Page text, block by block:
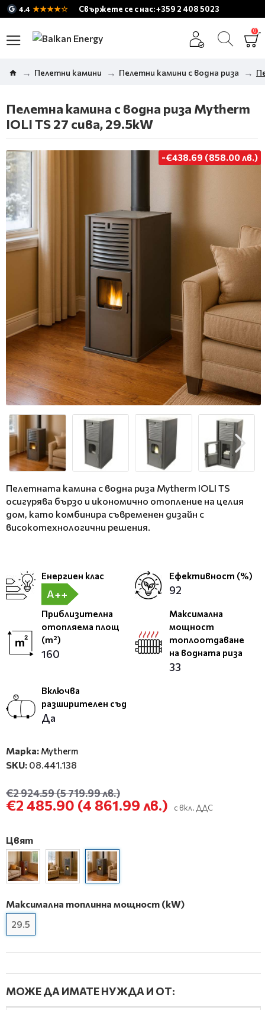
4.4 ★★★★☆ Свържете се с нас: +359 2 408 5023
0
Пелетни камини Пелетни камини с водна риза
Пелетна камина с водна риза Mytherm
IOLI TS 27 сива, 29.5kW
-€438.69 (858.00 лв.)
Пелетната камина с водна риза Mytherm IOLI TS
осигурява бързо и икономично отопление на целия
дом, като комбинира съвременен дизайн с
високотехнологични решения.
Енергиен клас
A++
Ефективност (%)
92
Приблизителна
отопляема площ
(m²)
160
Максимална
мощност
топлоотдаване
на водната риза
33
Включва
разширителен съд
Да
Марка: Mytherm
SKU: 08.441.138
€2 485.90 (4 861.99 лв.)
€2 924.59(5 719.99 лв.)
с вкл. ДДС
Цвят
Максимална топлинна мощност (kW)
29.5
МОЖЕ ДА ИМАТЕ НУЖДА И ОТ: